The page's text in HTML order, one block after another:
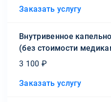
Заказать услугу
Внутривенное
(без стоимости
3 100 ₽
Заказать услугу